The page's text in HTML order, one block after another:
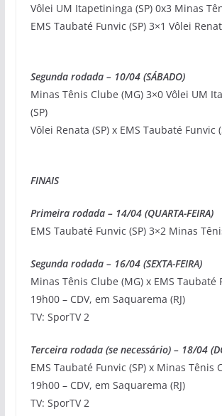
Vôlei UM Itapetininga (SP) 0x3 Minas
EMS Taubaté Funvic (SP) 3×1 Vôlei
Segunda rodada – 10/04 (SÁBADO)
Minas Tênis Clube (MG) 3×0 Vôlei UM
(SP)
Vôlei Renata (SP) x EMS Taubaté Funvic
FINAIS
Primeira rodada – 14/04 (QUARTA-FEIRA)
EMS Taubaté Funvic (SP) 3×2 Minas
Segunda rodada – 16/04 (SEXTA-FEIRA)
Minas Tênis Clube (MG) x EMS Taubaté
19h00 – CDV, em Saquarema (RJ)
TV: SporTV 2
Terceira rodada (se necessário) – 18/04
EMS Taubaté Funvic (SP) x Minas Tênis
19h00 – CDV, em Saquarema (RJ)
TV: SporTV 2